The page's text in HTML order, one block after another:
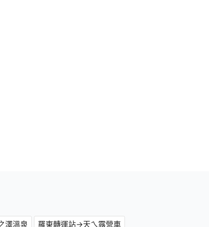
澤溫泉 羅東轉運站→天ㄟ露營車